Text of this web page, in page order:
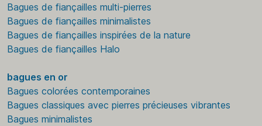
Bagues de fiançailles multi-pierres
Bagues de fiançailles minimalistes
Bagues de fiançailles inspirées de la nature
Bagues de fiançailles Halo
bagues en or
Bagues colorées contemporaines
Bagues classiques avec pierres précieuses vibrantes
Bagues minimalistes